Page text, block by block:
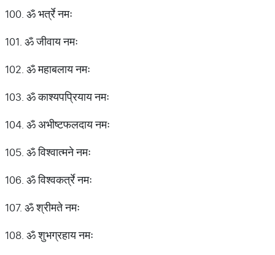
100. ॐ भर्त्रे नमः
101. ॐ जीवाय नमः
102. ॐ महाबलाय नमः
103. ॐ काश्यपप्रियाय नमः
104. ॐ अभीष्टफलदाय नमः
105. ॐ विश्वात्मने नमः
106. ॐ विश्वकर्त्रे नमः
107. ॐ श्रीमते नमः
108. ॐ शुभग्रहाय नमः